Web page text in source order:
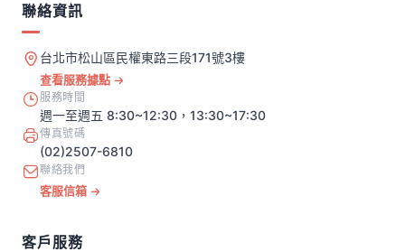
聯絡資訊
台北市松山區民權東路三段171號3樓
查看服務據點
服務時間
週一至週五 8:30~12:30，13:30~17:30
傳真號碼
(02)2507-6810
聯絡我們
客服信箱
客戶服務